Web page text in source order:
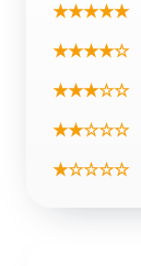
★★★★★
★★★★☆
★★★☆☆
★★☆☆☆
★☆☆☆☆